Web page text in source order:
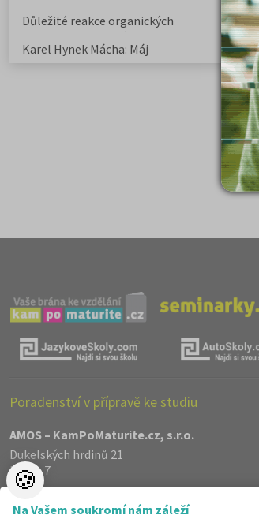
Důležité reakce organických
sloučenin a jejich význam
Karel Hynek Mácha: Máj
Poradenství v přípravě ke studiu
AMOS – KamPoMaturite.cz, s.r.o.
Dukelských hrdinů 21
Praha 7
170 00
info@kampomaturite.cz
🍪
Na Vašem soukromí nám záleží